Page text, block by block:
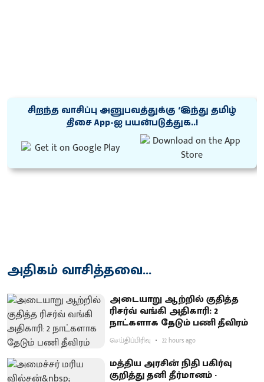
சிறந்த வாசிப்பு அனுபவத்துக்கு ‘இந்து தமிழ்
திசை App-ஐ பயன்படுத்துக..!
அதிகம் வாசித்தவை...
அடையாறு ஆற்றில் குதித்த
ரிசர்வ் வங்கி அதிகாரி: 2
நாட்களாக தேடும் பணி தீவிரம்
செய்திப்பிரிவு 22 hours ago
மத்திய அரசின் நிதி பகிர்வு
குறித்து தனி தீர்மானம் -